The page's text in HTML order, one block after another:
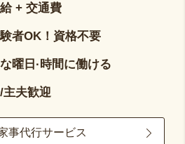
+ 交通費
者OK！資格不要
曜日·時間に働ける
主夫歓迎
事代行サービス